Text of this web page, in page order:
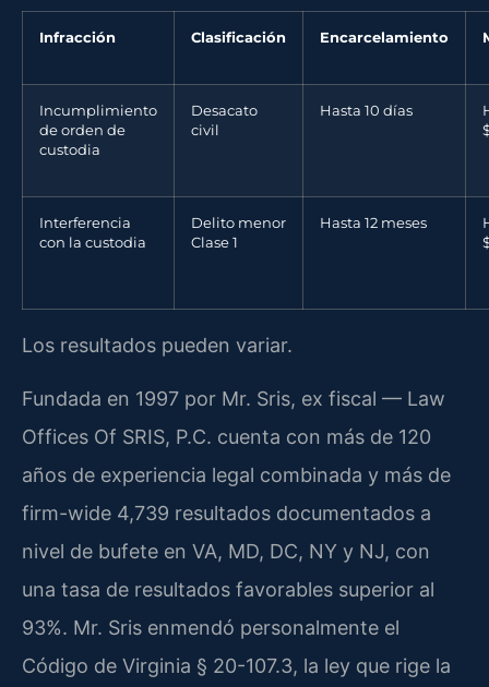
Infracción Clasificación Encarcelamiento
Incumplimiento
de orden de
custodia
Desacato
civil
Hasta 10 días
Interferencia
con la custodia
Delito menor
Clase 1
Hasta 12 meses
Los resultados pueden variar.
Fundada en 1997 por Mr. Sris, ex fiscal — Law
Offices Of SRIS, P.C. cuenta con más de 120
años de experiencia legal combinada y más de
firm-wide 4,739 resultados documentados a
nivel de bufete en VA, MD, DC, NY y NJ, con
una tasa de resultados favorables superior al
93%. Mr. Sris enmendó personalmente el
Código de Virginia § 20-107.3, la ley que rige la